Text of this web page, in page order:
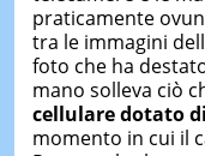
praticamente
tra le immagini
foto che ha
mano solleva ciò
cellulare dotato
momento in cui il